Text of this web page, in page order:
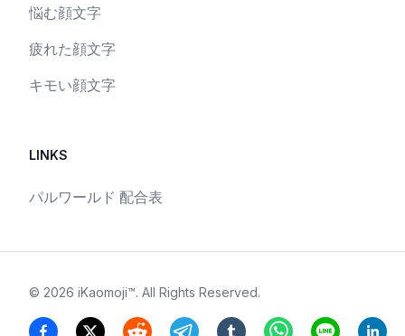
悩む顔文字
疲れた顔文字
キモい顔文字
LINKS
パルワールド 配合表
© 2026 iKaomoji™. All Rights Reserved.